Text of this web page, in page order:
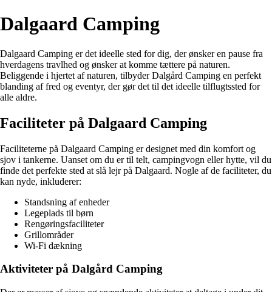
Dalgaard Camping
Dalgaard Camping er det ideelle sted for dig, der ønsker en pause fra
hverdagens travlhed og ønsker at komme tættere på naturen.
Beliggende i hjertet af naturen, tilbyder Dalgård Camping en perfekt
blanding af fred og eventyr, der gør det til det ideelle tilflugtssted for
alle aldre.
Faciliteter på Dalgaard Camping
Faciliteterne på Dalgaard Camping er designet med din komfort og
sjov i tankerne. Uanset om du er til telt, campingvogn eller hytte, vil du
finde det perfekte sted at slå lejr på Dalgaard. Nogle af de faciliteter, du
kan nyde, inkluderer:
Standsning af enheder
Legeplads til børn
Rengøringsfaciliteter
Grillområder
Wi-Fi dækning
Aktiviteter på Dalgård Camping